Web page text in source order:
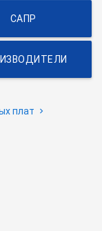
САПР
плат